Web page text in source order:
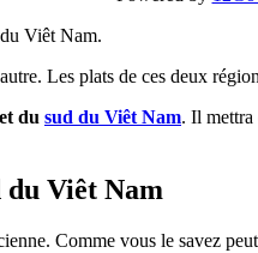
Viêt Nam.
Les plats de ces deux
du sud du Viêt Nam. Il mettra
Viêt Nam
Comme vous le savez